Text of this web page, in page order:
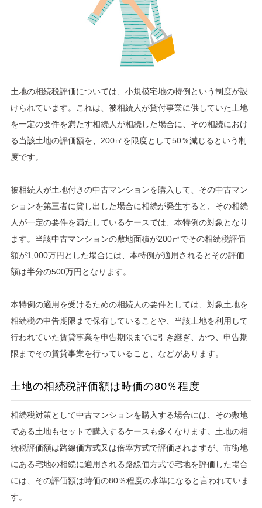
土地の相続税評価については、小規模宅地の特例という制度が設
けられています。これは、被相続人が貸付事業に供していた土地
を一定の要件を満たす相続人が相続した場合に、その相続におけ
る当該土地の評価額を、200㎡を限度として50％減じるという制
度です。
被相続人が土地付きの中古マンションを購入して、その中古マン
ションを第三者に貸し出した場合に相続が発生すると、その相続
人が一定の要件を満たしているケースでは、本特例の対象となり
ます。当該中古マンションの敷地面積が200㎡でその相続税評価
額が1,000万円とした場合には、本特例が適用されるとその評価
額は半分の500万円となります。
本特例の適用を受けるための相続人の要件としては、対象土地を
相続税の申告期限まで保有していることや、当該土地を利用して
行われていた賃貸事業を申告期限までに引き継ぎ、かつ、申告期
限までその賃貸事業を行っていること、などがあります。
土地の相続税評価額は時価の80％程度
相続税対策として中古マンションを購入する場合には、その敷地
である土地もセットで購入するケースも多くなります。土地の相
続税評価額は路線価方式又は倍率方式で評価されますが、市街地
にある宅地の相続に適用される路線価方式で宅地を評価した場合
には、その評価額は時価の80％程度の水準になると言われていま
す。